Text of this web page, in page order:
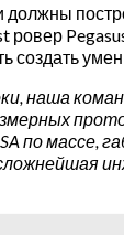
создать
наша
по массе,